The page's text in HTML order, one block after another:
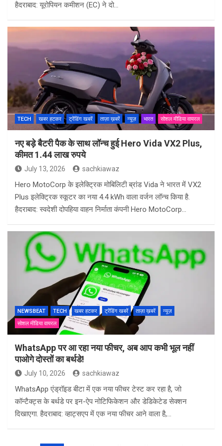
हैदराबाद: यूरोपियन कमीशन (EC) ने दो…
TECH खबर हटकर ट्रेंडिंग खबरें ताज़ा ख़बरें न्यूज़ भारत सोशल मीडिया वायरल
नए बड़े बैटरी पैक के साथ लॉन्च हुई Hero Vida VX2 Plus,
कीमत 1.44 लाख रुपये
July 13, 2026 sachkiawaz
Hero MotoCorp के इलेक्ट्रिक मोबिलिटी ब्रांड Vida ने भारत में VX2
Plus इलेक्ट्रिक स्कूटर का नया 4.4 kWh वाला वर्जन लॉन्च किया है.
हैदराबाद: स्वदेशी दोपहिया वाहन निर्माता कंपनी Hero MotoCorp…
NEWSBEAT TECH खबर हटकर ट्रेंडिंग खबरें ताज़ा ख़बरें
न्यूज़
सोशल मीडिया वायरल
WhatsApp पर आ रहा नया फीचर, अब आप कभी भूल नहीं
पाओगे दोस्तों का बर्थडे!
July 10, 2026 sachkiawaz
WhatsApp एंड्रॉइड बीटा में एक नया फीचर टेस्ट कर रहा है, जो
कॉन्टैक्ट्स के बर्थडे पर इन-ऐप नोटिफिकेशन और डेडिकेटेड सेक्शन
दिखाएगा. हैदराबाद: व्हाट्सएप में एक नया फीचर आने वाला है,…